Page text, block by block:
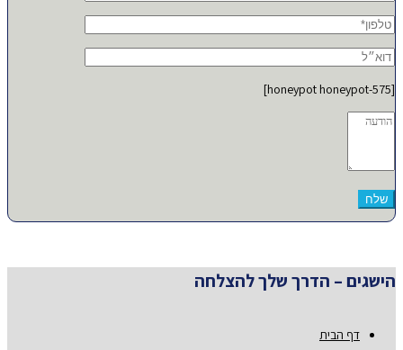
[honeypot honeypot-575]
הישגים – הדרך שלך להצלחה
דף הבית